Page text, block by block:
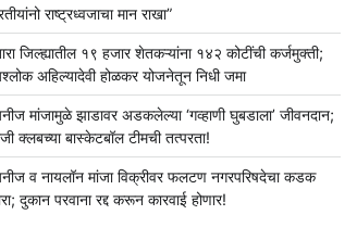
राष्ट्रध्वजाचा मान राखा”
जिल्ह्यातील १९ हजार शेतकऱ्यांना १४२ कोटींची कर्जमुक्ती;
अहिल्यादेवी होळकर योजनेतून निधी जमा
मांजामुळे झाडावर अडकलेल्या ‘गव्हाणी घुबडाला’ जीवनदान;
क्लबच्या बास्केटबॉल टीमची तत्परता!
व नायलॉन मांजा विक्रीवर फलटण नगरपरिषदेचा कडक
दुकान परवाना रद्द करून कारवाई होणार!